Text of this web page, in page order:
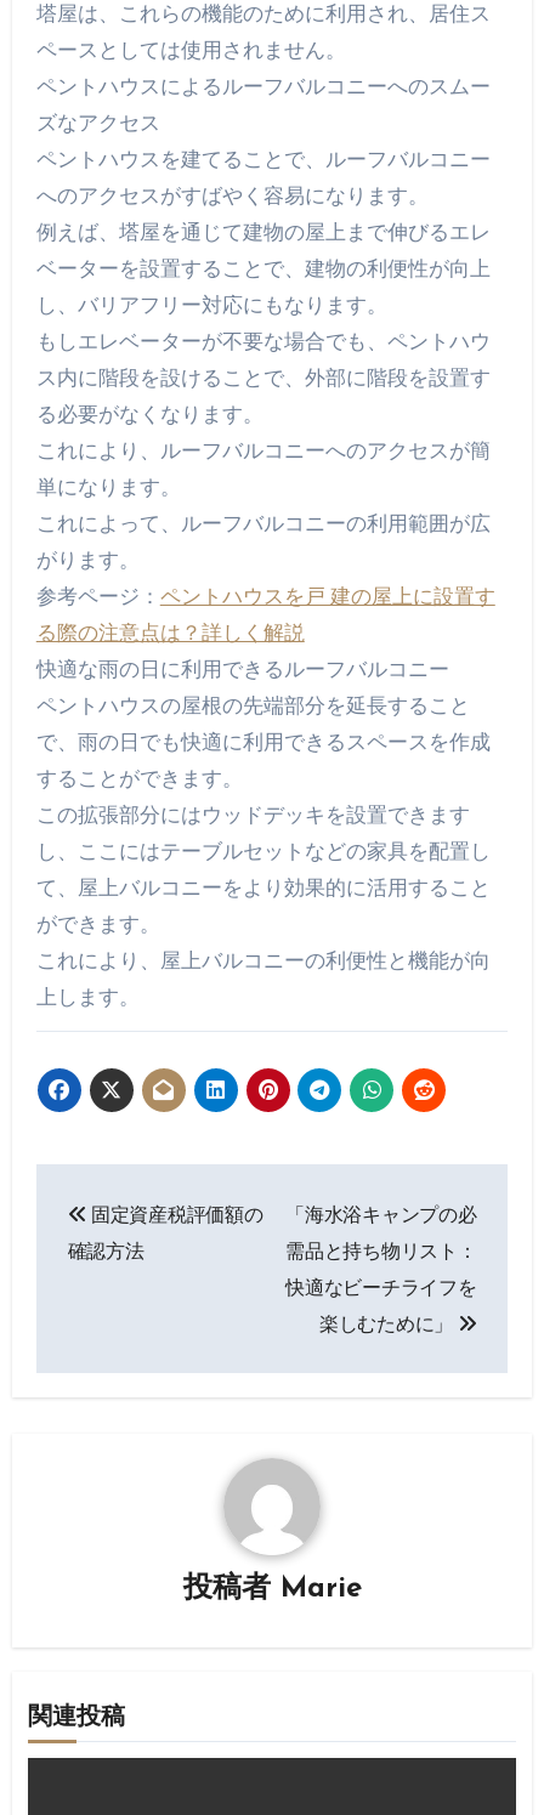
塔屋は、これらの機能のために利用され、居住ス
ペースとしては使用されません。
ペントハウスによるルーフバルコニーへのスムー
ズなアクセス
ペントハウスを建てることで、ルーフバルコニー
へのアクセスがすばやく容易になります。
例えば、塔屋を通じて建物の屋上まで伸びるエレ
ベーターを設置することで、建物の利便性が向上
し、バリアフリー対応にもなります。
もしエレベーターが不要な場合でも、ペントハウ
ス内に階段を設けることで、外部に階段を設置す
る必要がなくなります。
これにより、ルーフバルコニーへのアクセスが簡
単になります。
これによって、ルーフバルコニーの利用範囲が広
がります。
参考ページ： ペントハウスを戸 建の屋上に設置す
る際の注意点は？詳しく解説
快適な雨の日に利用できるルーフバルコニー
ペントハウスの屋根の先端部分を延長すること
で、雨の日でも快適に利用できるスペースを作成
することができます。
この拡張部分にはウッドデッキを設置できます
し、ここにはテーブルセットなどの家具を配置し
て、屋上バルコニーをより効果的に活用すること
ができます。
これにより、屋上バルコニーの利便性と機能が向
上します。
稿
ゲ
固定資産税評価額の
確認方法
「海水浴キャンプの必
需品と持ち物リスト：
快適なビーチライフを
楽しむために」
投稿者 Marie
関連投稿